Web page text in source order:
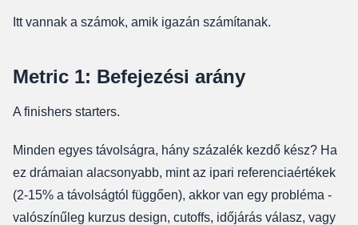
Itt vannak a számok, amik igazán számítanak.
Metric 1: Befejezési arány
A finishers starters.
Minden egyes távolságra, hány százalék kezdő kész? Ha
ez drámaian alacsonyabb, mint az ipari referenciaértékek
(2-15% a távolságtól függően), akkor van egy probléma -
valószínűleg kurzus design, cutoffs, időjárás válasz, vagy